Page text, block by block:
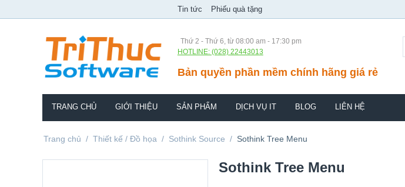
Tin tức Phiếu quà tặng
Thứ 2 - Thứ 6, từ 08:00 am - 17:30 pm
HOTLINE: (028) 22443013
Bản quyền phần mềm chính hãng giá rẻ
TRANG CHỦ GIỚI THIỆU SẢN PHẨM DỊCH VỤ IT BLOG LIÊN HỆ
Trang chủ / Thiết kế / Đồ họa / Sothink Source / Sothink Tree Menu
Sothink Tree Menu